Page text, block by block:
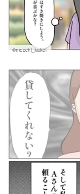
©mocchi_kakei